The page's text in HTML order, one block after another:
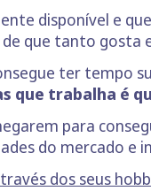
disponível e que
que tanto gosta
ter tempo
que trabalha é
para
do mercado e
dos seus